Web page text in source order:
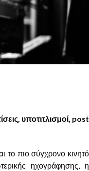
υποτιτλισμοί, post
το πιο σύγχρονο κινητό
ηχογράφησης, η